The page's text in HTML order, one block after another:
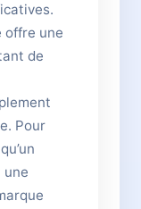
offre une
de
Pour
une